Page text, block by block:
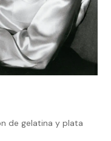
de gelatina y plata